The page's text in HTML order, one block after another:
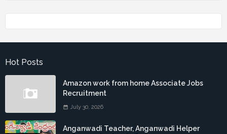
Hot Posts
Amazon work from home Associate Jobs
Recruitment
July 30, 2026
Anganwadi Teacher, Anganwadi Helper